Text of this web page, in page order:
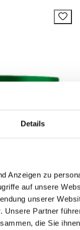
Details
Anzeigen zu
auf unsere
unserer
Unsere Partner
die Sie